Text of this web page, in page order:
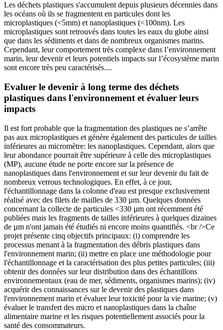
Les déchets plastiques s'accumulent depuis plusieurs décennies dans
les océans où ils se fragmentent en particules dont les
microplastiques (<5mm) et nanoplastiques (<100nm). Les
microplastiques sont retrouvés dans toutes les eaux du globe ainsi
que dans les sédiments et dans de nombreux organismes marins.
Cependant, leur comportement très complexe dans l’environnement
marin, leur devenir et leurs potentiels impacts sur l’écosystème marin
sont encore très peu caractérisés....
Evaluer le devenir à long terme des déchets
plastiques dans l'environnement et évaluer leurs
impacts
Il est fort probable que la fragmentation des plastiques ne s’arrête
pas aux microplastiques et génère également des particules de tailles
inférieures au micromètre: les nanoplastiques. Cependant, alors que
leur abondance pourrait être supérieure à celle des microplastiques
(MP), aucune étude ne porte encore sur la présence de
nanoplastiques dans l'environnement et sur leur devenir du fait de
nombreux verrous technologiques. En effet, à ce jour,
l'échantillonnage dans la colonne d'eau est presque exclusivement
réalisé avec des filets de mailles de 330 µm. Quelques données
concernant la collecte de particules <330 µm ont récemment été
publiées mais les fragments de tailles inférieures à quelques dizaines
de µm n'ont jamais été étudiés ni encore moins quantifiés. <br />Ce
projet présente cinq objectifs principaux: (i) comprendre les
processus menant à la fragmentation des débris plastiques dans
l'environnement marin; (ii) mettre en place une méthodologie pour
l'échantillonnage et la caractérisation des plus petites particules; (iii)
obtenir des données sur leur distribution dans des échantillons
environnementaux (eau de mer, sédiments, organismes marins); (iv)
acquérir des connaissances sur le devenir des plastiques dans
l'environnement marin et évaluer leur toxicité pour la vie marine; (v)
évaluer le transfert des micro et nanoplastiques dans la chaîne
alimentaire marine et les risques potentiellement associés pour la
santé des consommateurs.